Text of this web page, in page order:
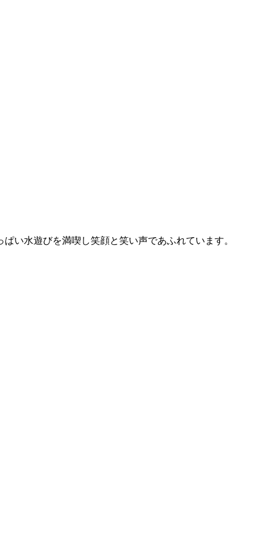
い水遊びを満喫し笑顔と笑い声であふれています。